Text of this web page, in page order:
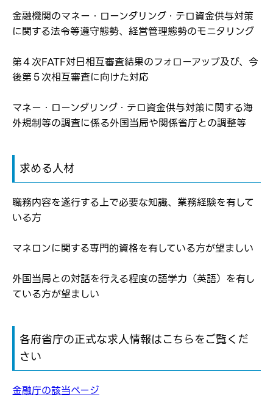
弊社ホームページの求人票をみて
応募した方へ
弊社ホームページの求人票をみて
応募し、転職を決めた方
転職報告をする
お気に入り登録にはログインが必要です
※パスワードを忘れた方はコチラ
新規会員登録
金融機関のマネー・ローンダリング・テロ資金供与対策
に関する法令等遵守態勢、経営管理態勢のモニタリング
第４次FATF対日相互審査結果のフォローアップ及び、今
後第５次相互審査に向けた対応
マネー・ローンダリング・テロ資金供与対策に関する海
外規制等の調査に係る外国当局や関係省庁との調整等
求める人材
職務内容を遂行する上で必要な知識、業務経験を有して
いる方
マネロンに関する専門的資格を有している方が望ましい
外国当局との対話を行える程度の語学力（英語）を有し
ている方が望ましい
各府省庁の正式な求人情報はこちらをご覧くだ
さい
金融庁の該当ページ